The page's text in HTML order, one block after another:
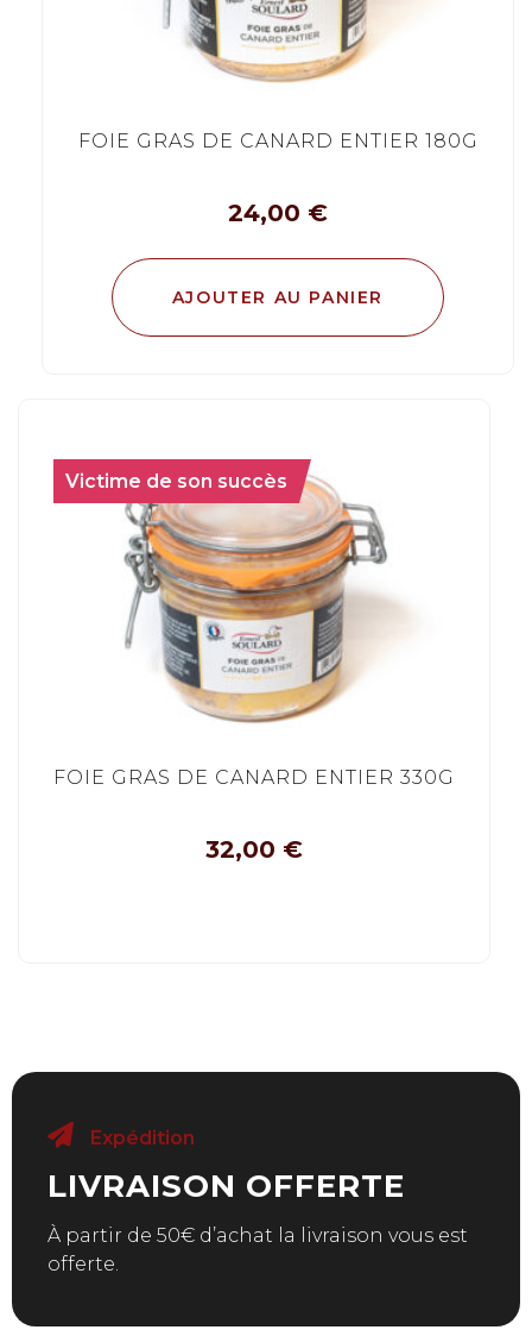
FOIE GRAS DE CANARD ENTIER 180G
24,00 €
AJOUTER AU PANIER
Victime de son succès
FOIE GRAS DE CANARD ENTIER 330G
32,00 €
Expédition
LIVRAISON OFFERTE
À partir de 50€ d’achat la livraison vous est
offerte.